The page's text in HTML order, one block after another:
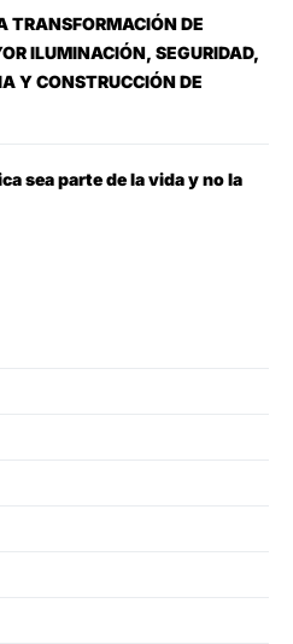
TRANSFORMACIÓN DE
ILUMINACIÓN, SEGURIDAD,
Y CONSTRUCCIÓN DE
sea parte de la vida y no la